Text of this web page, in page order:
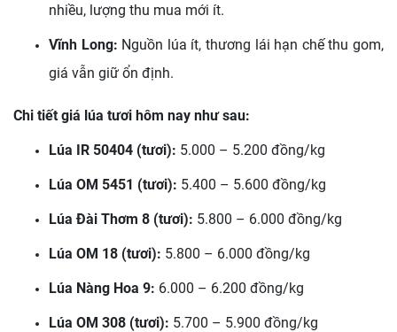
nhiều, lượng thu mua mới ít.
Vĩnh Long: Nguồn lúa ít, thương lái hạn chế thu gom,
giá vẫn giữ ổn định.
Chi tiết giá lúa tươi hôm nay như sau:
Lúa IR 50404 (tươi): 5.000 – 5.200 đồng/kg
Lúa OM 5451 (tươi): 5.400 – 5.600 đồng/kg
Lúa Đài Thơm 8 (tươi): 5.800 – 6.000 đồng/kg
Lúa OM 18 (tươi): 5.800 – 6.000 đồng/kg
Lúa Nàng Hoa 9: 6.000 – 6.200 đồng/kg
Lúa OM 308 (tươi): 5.700 – 5.900 đồng/kg